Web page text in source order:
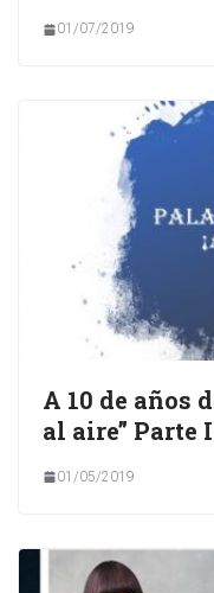
01/07/2019
A 10 de años
al aire” Parte
01/05/2019